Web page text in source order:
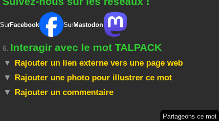
SurFacebook SurMastodon
6. Interagir avec le mot TALPACK
Rajouter un lien externe vers une page web
Rajouter une photo pour illustrer ce mot
Rajouter un commentaire
Partageons ce mot